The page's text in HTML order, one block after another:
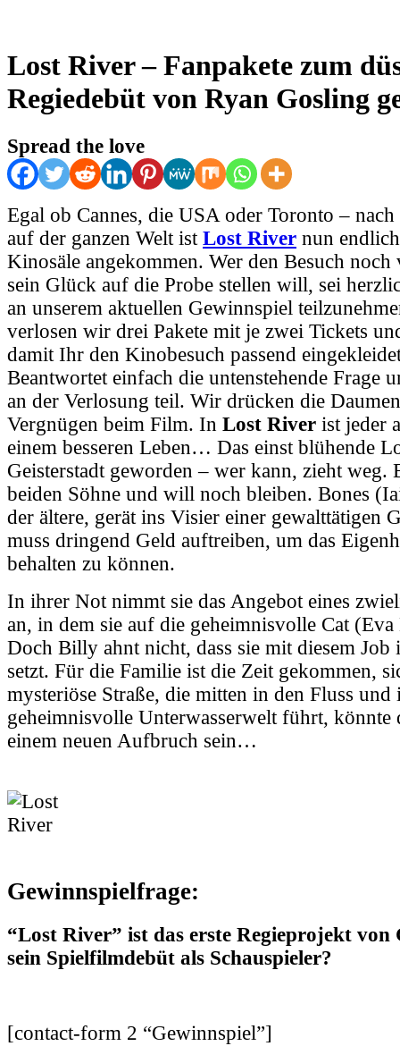
Lost River – Fanpakete zum
Regiedebüt von Ryan Gosling
Spread the love
Egal ob Cannes, die USA oder Toronto –
auf der ganzen Welt ist Lost River nun
Kinosäle angekommen. Wer den Besuch
sein Glück auf die Probe stellen will, sei
an unserem aktuellen Gewinnspiel
verlosen wir drei Pakete mit je zwei Tickets
damit Ihr den Kinobesuch passend
Beantwortet einfach die untenstehende Frage
an der Verlosung teil. Wir drücken die
Vergnügen beim Film. In Lost River ist jeder
einem besseren Leben… Das einst blühende
Geisterstadt geworden – wer kann, zieht
beiden Söhne und will noch bleiben. Bones
der ältere, gerät ins Visier einer gewalttätigen
muss dringend Geld auftreiben, um das
behalten zu können.
In ihrer Not nimmt sie das Angebot eines
an, in dem sie auf die geheimnisvolle Cat
Doch Billy ahnt nicht, dass sie mit diesem Job
setzt. Für die Familie ist die Zeit gekommen,
mysteriöse Straße, die mitten in den Fluss und
geheimnisvolle Unterwasserwelt führt, könnte
einem neuen Aufbruch sein…
Gewinnspielfrage:
“Lost River” ist das erste Regieprojekt von
sein Spielfilmdebüt als Schauspieler?
[contact-form 2 “Gewinnspiel”]